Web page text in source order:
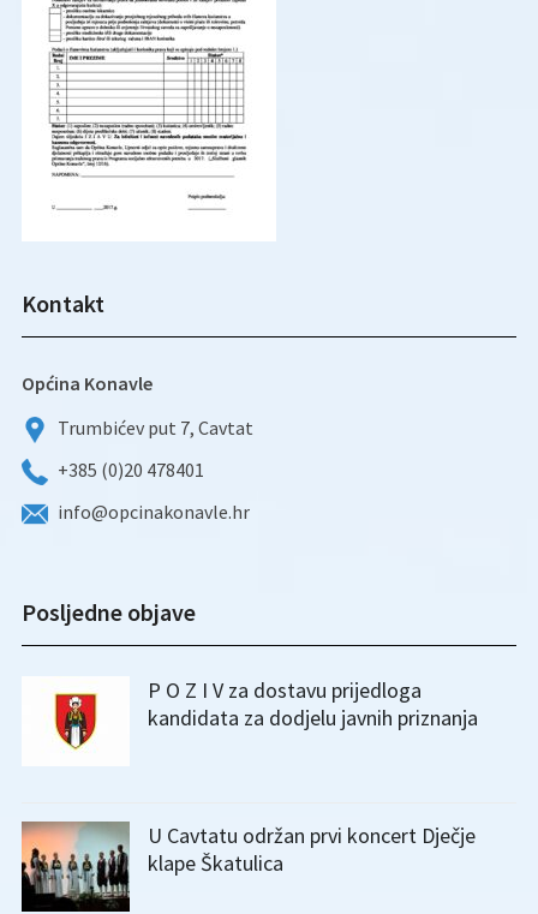
Kontakt
Općina Konavle
Trumbićev put 7, Cavtat
+385 (0)20 478401
info@opcinakonavle.hr
Posljedne objave
P O Z I V za dostavu prijedloga
kandidata za dodjelu javnih priznanja
U Cavtatu održan prvi koncert Dječje
klape Škatulica